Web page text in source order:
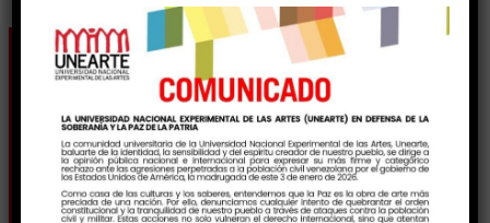
Conversatorio sobre la
Cruz de Mayo “Rogativa
y Pasión”